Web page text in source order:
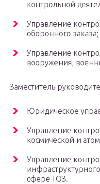
контрольной
Управление
оборонного заказа;
Управление
вооружения,
Заместитель
Юридическое
Управление
космической и
Управление
сфере ГОЗ.